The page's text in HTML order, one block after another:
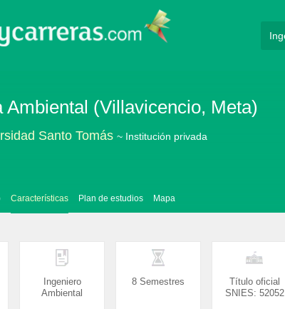
Ambiental (Villavicencio, Meta)
Santo Tomás ~ Institución privada
Características Plan de estudios Mapa
Ingeniero
Ambiental
8 Semestres
Título oficial
SNIES: 52052